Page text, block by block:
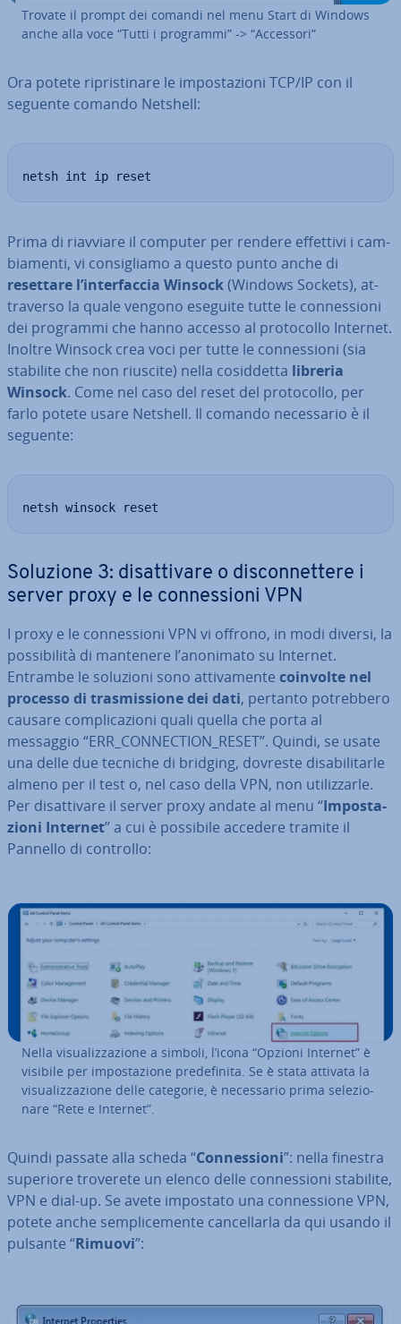
Trovate il prompt dei comandi nel menu Start di Windows
anche alla voce “Tutti i programmi” -> “Accessori”
Ora potete ri­pri­sti­na­re le im­po­sta­zio­ni TCP/IP con il
seguente comando Netshell:
netsh int ip reset
Prima di riavviare il computer per rendere effettivi i cam­
bia­men­ti, vi con­si­glia­mo a questo punto anche di
resettare l’in­ter­fac­cia Winsock(Windows Sockets), at­
tra­ver­so la quale vengono eseguite tutte le con­nes­sio­ni
dei programmi che hanno accesso al pro­to­col­lo Internet.
Inoltre Winsock crea voci per tutte le con­nes­sio­ni (sia
stabilite che non riuscite) nella co­sid­det­ta libreria
Winsock. Come nel caso del reset del pro­to­col­lo, per
farlo potete usare Netshell. Il comando ne­ces­sa­rio è il
seguente:
netsh winsock reset
Soluzione 3: di­sat­ti­va­re o di­scon­net­te­re i
server proxy e le con­nes­sio­ni VPN
I proxy e le con­nes­sio­ni VPN vi offrono, in modi diversi, la
pos­si­bi­li­tà di mantenere l’anonimato su Internet.
Entrambe le soluzioni sono at­ti­va­men­te coinvolte nel
processo di tra­smis­sio­ne dei dati, pertanto po­treb­be­ro
causare com­pli­ca­zio­ni quali quella che porta al
messaggio “ERR_CON­NEC­TION_RESET”. Quindi, se usate
una delle due tecniche di bridging, dovreste di­sa­bi­li­tar­le
almeno per il test o, nel caso della VPN, non uti­liz­zar­le.
Per di­sat­ti­va­re il server proxy andate al menu “Im­po­sta­
zio­ni Internet” a cui è possibile accedere tramite il
Pannello di controllo:
Nella vi­sua­liz­za­zio­ne a simboli, l’icona “Opzioni Internet” è
visibile per im­po­sta­zio­ne pre­de­fi­ni­ta. Se è stata attivata la
vi­sua­liz­za­zio­ne delle categorie, è ne­ces­sa­rio prima se­le­zio­
na­re “Rete e Internet”.
Quindi passate alla scheda “Con­nes­sio­ni”: nella finestra
superiore troverete un elenco delle con­nes­sio­ni stabilite,
VPN e dial-up. Se avete impostato una con­nes­sio­ne VPN,
potete anche sem­pli­ce­men­te can­cel­lar­la da qui usando il
pulsante “Rimuovi”: